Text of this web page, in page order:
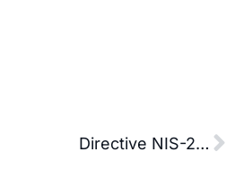
Directive NIS-2 : risques, sanctions et impacts pour l’industrie